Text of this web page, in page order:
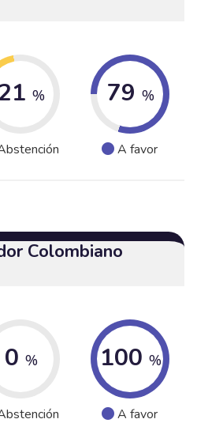
21 % 79 %
A favor
Colombiano
0 % 100 %
A favor